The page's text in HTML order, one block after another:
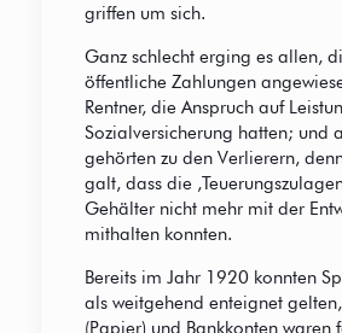
griffen um sich.
Ganz schlecht erging es allen,
öffentliche Zahlungen
Rentner, die Anspruch auf
Sozialversicherung hatten; und
gehörten zu den Verlierern,
galt, dass die
Gehälter nicht mehr mit der
mithalten konnten.
Bereits im Jahr 1920 konnten
als weitgehend enteignet
(Papier) und Bankkonten waren